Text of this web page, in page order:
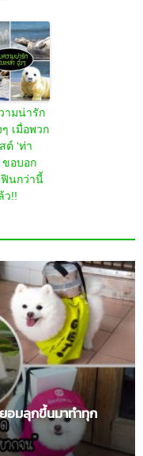
ามน่ารัก
เมื่อพวก
ต์ ‘ท่า
ขอบอก
ฟินกว่านี้
ว!!
อมลุกขึ้นมาทำทุก